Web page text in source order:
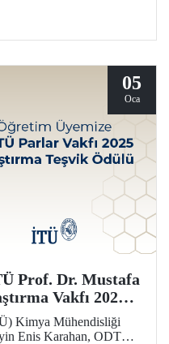
05
Oca
Prof. Dr. Mustafa
Vakfı 2025
Kimya Mühendisliği
Enis Karahan, ODTÜ